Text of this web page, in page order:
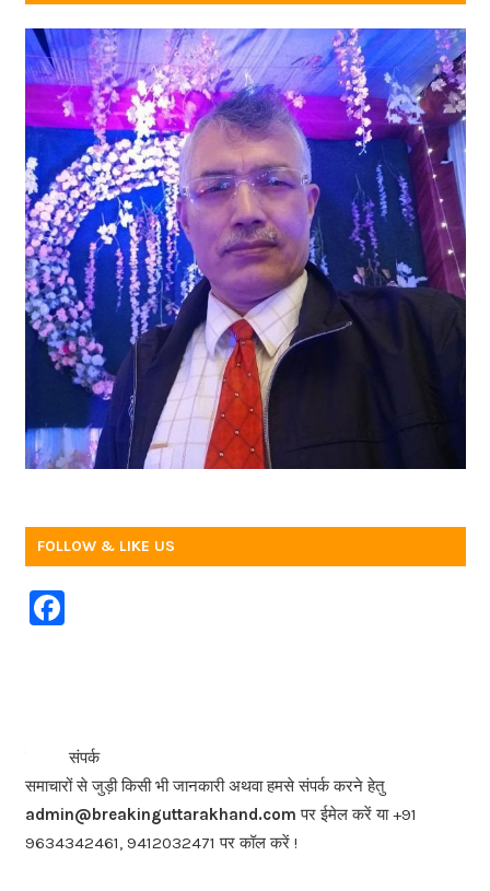
FOLLOW & LIKE US
F
b
o
o
k
संपर्क
समाचारों से जुड़ी किसी भी जानकारी अथवा हमसे संपर्क करने हेतु
admin@breakinguttarakhand.com पर ईमेल करें या +91
9634342461, 9412032471 पर कॉल करें !